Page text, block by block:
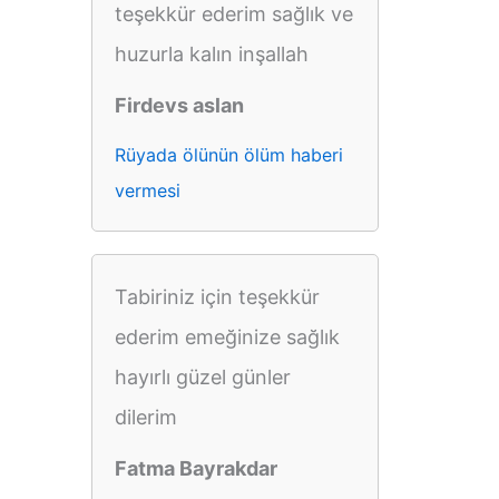
teşekkür ederim sağlık ve
huzurla kalın inşallah
Firdevs aslan
Rüyada ölünün ölüm haberi
vermesi
Tabiriniz için teşekkür
ederim emeğinize sağlık
hayırlı güzel günler
dilerim
Fatma Bayrakdar